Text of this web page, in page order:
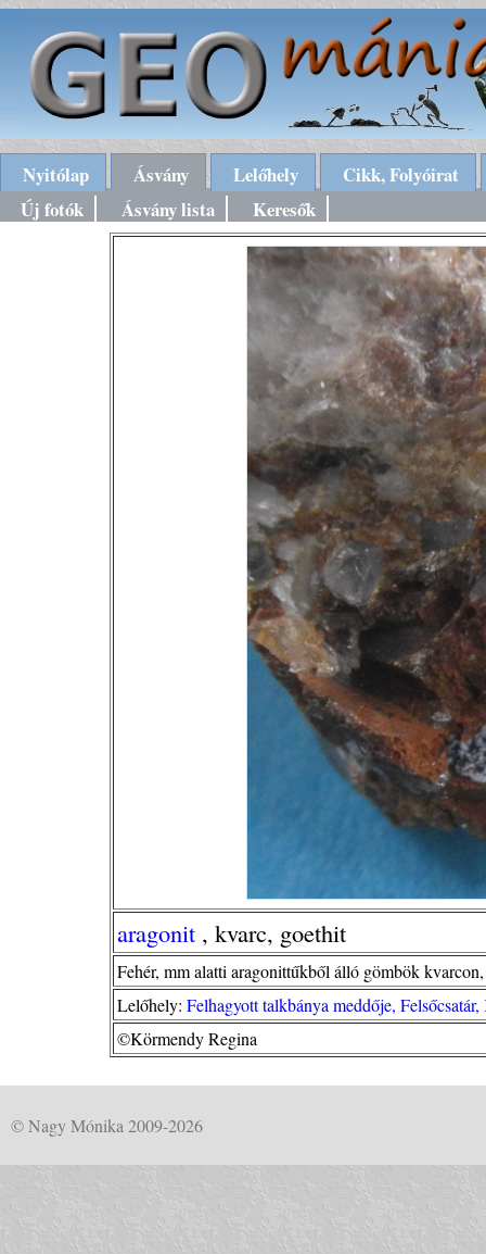
Nyitólap Ásvány Lelőhely
Cikk, Folyóirat
Új fotók
Ásvány lista Keresők
aragonit , kvarc, goethit
Fehér, mm alatti aragonittűkből álló gömbök
Lelőhely: Felhagyott talkbánya meddője,
©Körmendy Regina
© Nagy Mónika 2009-2026